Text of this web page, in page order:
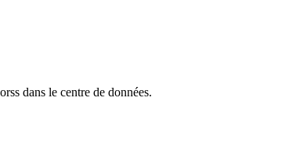
dans le centre de données.